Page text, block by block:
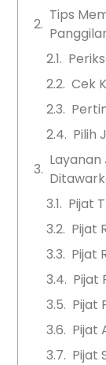
Tips
Cek
Pilih
Pijat
Pijat
Pijat
Pijat
Pijat
Pijat
Pijat